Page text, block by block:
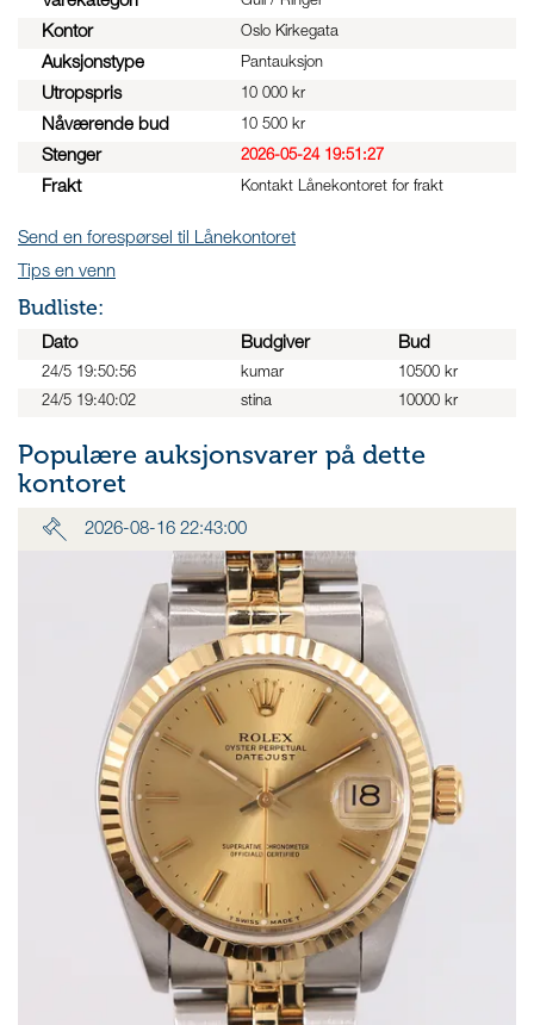
Kontor Oslo Kirkegata
Auksjonstype Pantauksjon
Utropspris 10 000 kr
Nåværende bud 10 500 kr
Stenger 2026-05-24 19:51:27
Frakt Kontakt Lånekontoret for frakt
Send en forespørsel til Lånekontoret
Tips en venn
Budliste:
Dato Budgiver Bud
24/5 19:50:56 kumar
10500 kr
24/5 19:40:02
stina 10000 kr
Populære auksjonsvarer på dette
kontoret
2026-08-16 22:43:00